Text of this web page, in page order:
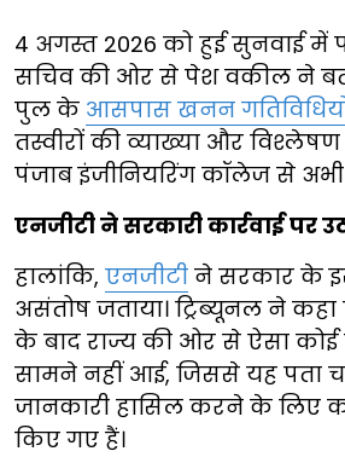
4 अगस्त 2026 को हुई सुनवाई
सचिव की ओर से पेश वकील ने
पुल के आसपास खनन
तस्वीरों की व्याख्या और
पंजाब इंजीनियरिंग कॉलेज से अभी
एनजीटी ने सरकारी कार्रवाई पर
हालांकि, एनजीटी ने सरकार के
असंतोष जताया। ट्रिब्यूनल ने
के बाद राज्य की ओर से ऐसा कोई
सामने नहीं आई, जिससे यह पता
जानकारी हासिल करने के लिए
किए गए हैं।